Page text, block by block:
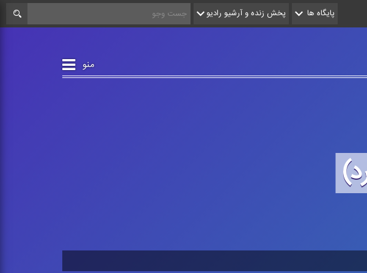
پایگاه ها پخش زنده و آرشیو رادیو
منو